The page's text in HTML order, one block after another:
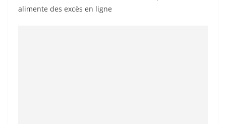
alimente des excès en ligne